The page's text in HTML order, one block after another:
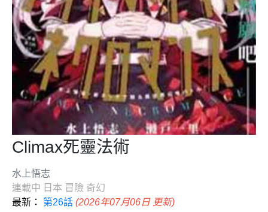
Climax死靈法術
水上悟志
連載中 日本 冒險 奇幻
最新： 第26話 (2026年07月06日 更新)